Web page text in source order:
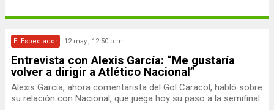
El Espectador 12 may., 12:50 p.m.
Entrevista con Alexis García: “Me gustaría
volver a dirigir a Atlético Nacional”
Alexis García, ahora comentarista del Gol Caracol, habló sobre
su relación con Nacional, que juega hoy su paso a la semifinal.